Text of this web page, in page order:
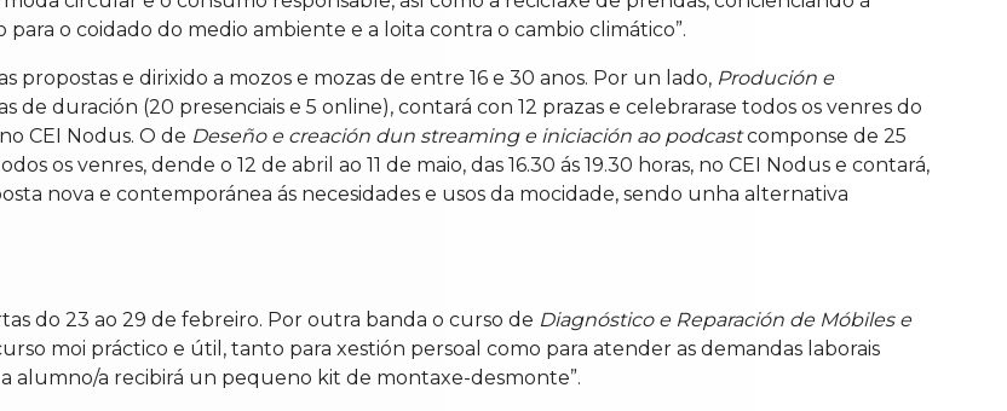
o coidado do medio ambiente e a loita contra o cambio climático”.
propostas e dirixido a mozos e mozas de entre 16 e 30 anos. Por un lado, Produción e
de duración (20 presenciais e 5 online), contará con 12 prazas e celebrarase todos os venres do
CEI Nodus. O de Deseño e creación dun streaming e iniciación ao podcastcomponse de 25
os venres, dende o 12 de abril ao 11 de maio, das 16.30 ás 19.30 horas, no CEI Nodus e contará,
nova e contemporánea ás necesidades e usos da mocidade, sendo unha alternativa
do 23 ao 29 de febreiro. Por outra banda o curso de Diagnóstico e Reparación de Móbiles e
moi práctico e útil, tanto para xestión persoal como para atender as demandas laborais
alumno/a recibirá un pequeno kit de montaxe-desmonte”.